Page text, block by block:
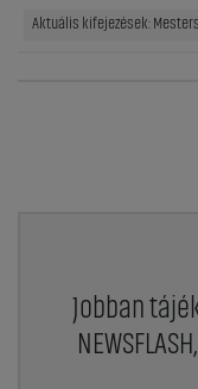
Aktuális kifejezések:
Jobban